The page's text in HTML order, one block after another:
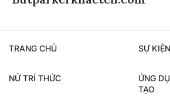
TRANG CHỦ SỰ KIỆN
NỮ TRÍ THỨC
ỨNG
TẠO